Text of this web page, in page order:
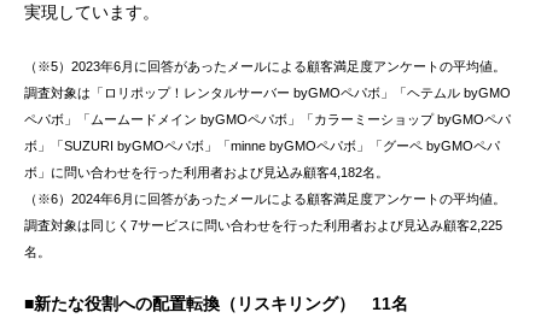
実現しています。
（※5）2023年6月に回答があったメールによる顧客満足度アンケートの平均値。
調査対象は「ロリポップ！レンタルサーバー byGMOペパボ」「ヘテムル byGMO
ペパボ」「ムームードメイン byGMOペパボ」「カラーミーショップ byGMOペパ
ボ」「SUZURI byGMOペパボ」「minne byGMOペパボ」「グーペ byGMOペパ
ボ」に問い合わせを行った利用者および見込み顧客4,182名。
（※6）2024年6月に回答があったメールによる顧客満足度アンケートの平均値。
調査対象は同じく7サービスに問い合わせを行った利用者および見込み顧客2,225
名。
■新たな役割への配置転換（リスキリング） 11名